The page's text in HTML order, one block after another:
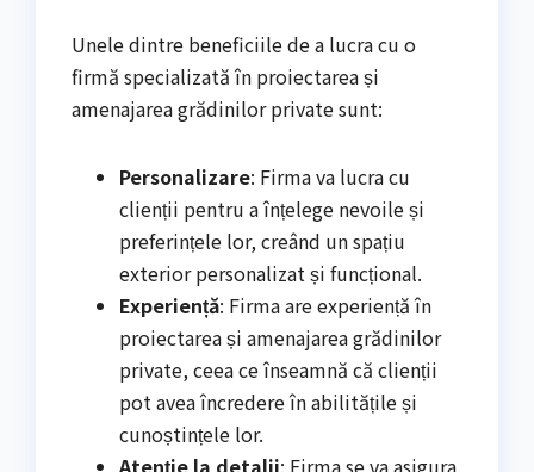
Unele dintre beneficiile de a lucra cu o
firmă specializată în proiectarea și
amenajarea grădinilor private sunt:
Personalizare: Firma va lucra cu
clienții pentru a înțelege nevoile și
preferințele lor, creând un spațiu
exterior personalizat și funcțional.
Experiență: Firma are experiență în
proiectarea și amenajarea grădinilor
private, ceea ce înseamnă că clienții
pot avea încredere în abilitățile și
cunoștințele lor.
Atenție la detalii: Firma se va asigura